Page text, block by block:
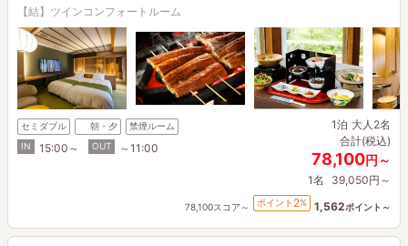
【結】ツインコンフォートルーム
セミダブル 朝・夕
禁煙ルーム
IN
15:00～ OUT ～11:00
1泊 大人2名
合計(税込)
78,100円～
1名 39,050円～
78,100スコア～ ポイント 2% 1,562ポイント～